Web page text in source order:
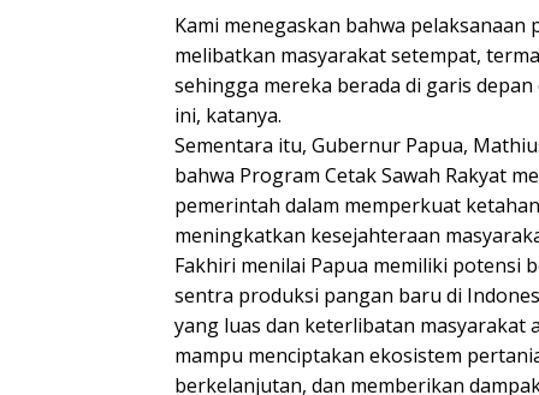
Kami menegaskan bahwa
melibatkan masyarakat setempat,
sehingga mereka berada di garis
ini, katanya.
Sementara itu, Gubernur Papua,
bahwa Program Cetak Sawah Rakyat
pemerintah dalam memperkuat
meningkatkan kesejahteraan
Fakhiri menilai Papua memiliki potensi
sentra produksi pangan baru di
yang luas dan keterlibatan masyarakat
mampu menciptakan ekosistem
berkelanjutan, dan memberikan